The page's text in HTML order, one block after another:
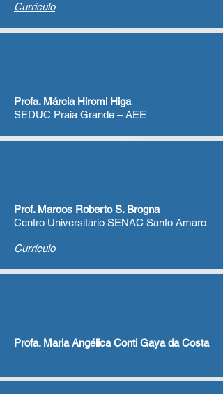
Currículo
Profa. Márcia Hiromi Higa
SEDUC Praia Grande – AEE
Prof. Marcos Roberto S. Brogna
Centro Universitário SENAC Santo Amaro
Currículo
Profa. Maria Angélica Conti Gaya da Costa